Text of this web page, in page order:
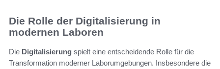
Die Rolle der Digitalisierung in
modernen Laboren
Die Digitalisierung spielt eine entscheidende Rolle für die
Transformation moderner Laborumgebungen. Insbesondere die